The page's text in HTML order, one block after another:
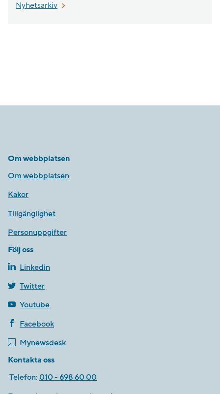
Nyhetsarkiv
Om webbplatsen
Om webbplatsen
Kakor
Tillgänglighet
Personuppgifter
Följ oss
Linkedin
Twitter
Youtube
Facebook
Mynewsdesk
Kontakta oss
Telefon: 010 - 698 60 00